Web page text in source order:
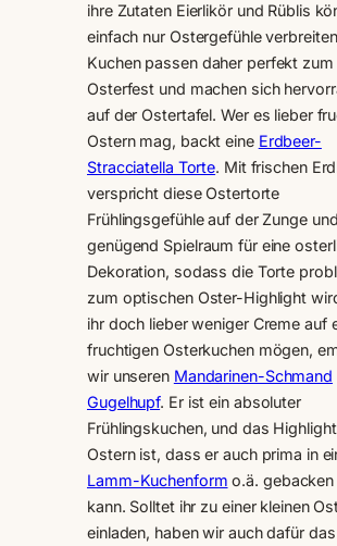
ihre Zutaten Eierlikör und Rüblis
einfach nur Ostergefühle
Kuchen passen daher perfekt zum
Osterfest und machen sich
auf der Ostertafel. Wer es lieber
Ostern mag, backt eine Erdbeer-
Stracciatella Torte. Mit frischen
verspricht diese Ostertorte
Frühlingsgefühle auf der Zunge
genügend Spielraum für eine
Dekoration, sodass die Torte
zum optischen Oster-Highlight
ihr doch lieber weniger Creme auf
fruchtigen Osterkuchen mögen,
wir unseren Mandarinen-Schmand
Gugelhupf. Er ist ein absoluter
Frühlingskuchen, und das
Ostern ist, dass er auch prima in
Lamm-Kuchenform o.ä.
kann. Solltet ihr zu einer kleinen
einladen, haben wir auch dafür das